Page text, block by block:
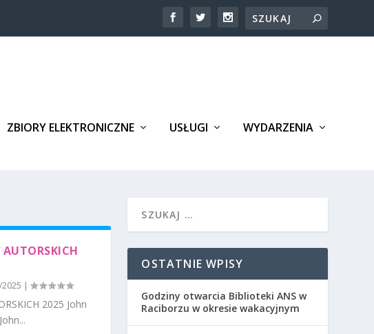
ZBIORY ELEKTRONICZNE USŁUGI WYDARZENIA
|
2025 John
OSTATNIE WPISY
Godziny otwarcia Biblioteki ANS w
Raciborzu w okresie wakacyjnym